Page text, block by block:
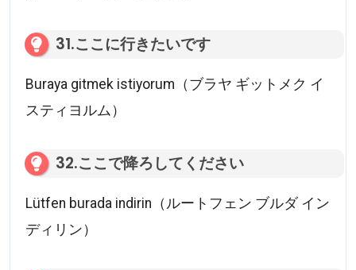
31.ここに行きたいです
Buraya gitmek istiyorum（ブラヤ ギットメク イ
スティヨルム）
32.ここで降ろしてください
Lütfen burada indirin（ルートフェン ブルダ イン
ディリン）